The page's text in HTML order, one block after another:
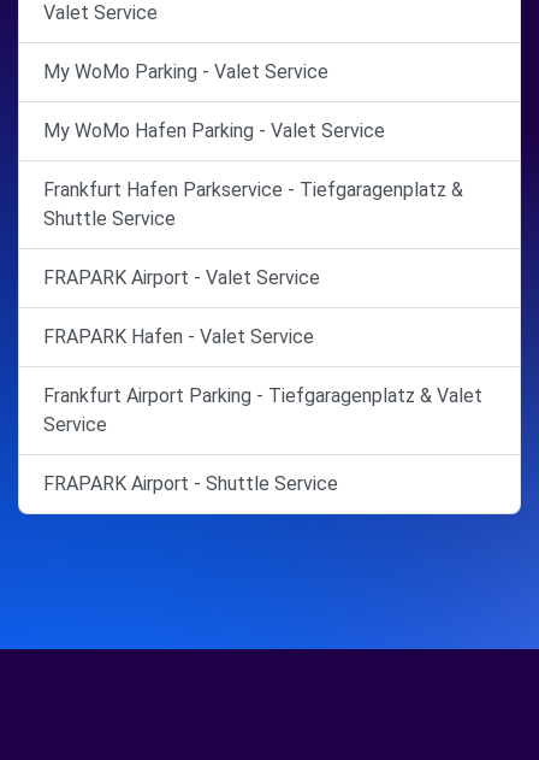
Valet Service
My WoMo Parking - Valet Service
My WoMo Hafen Parking - Valet Service
Frankfurt Hafen Parkservice - Tiefgaragenplatz &
Shuttle Service
FRAPARK Airport - Valet Service
FRAPARK Hafen - Valet Service
Frankfurt Airport Parking - Tiefgaragenplatz & Valet
Service
FRAPARK Airport - Shuttle Service